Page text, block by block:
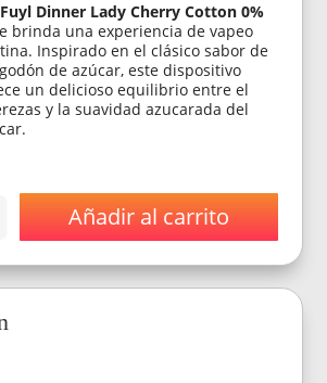
Dinner Lady Cherry Cotton 0%
brinda una experiencia de vapeo
Inspirado en el clásico sabor de
de azúcar, este dispositivo
un delicioso equilibrio entre el
y la suavidad azucarada del
Añadir al carrito